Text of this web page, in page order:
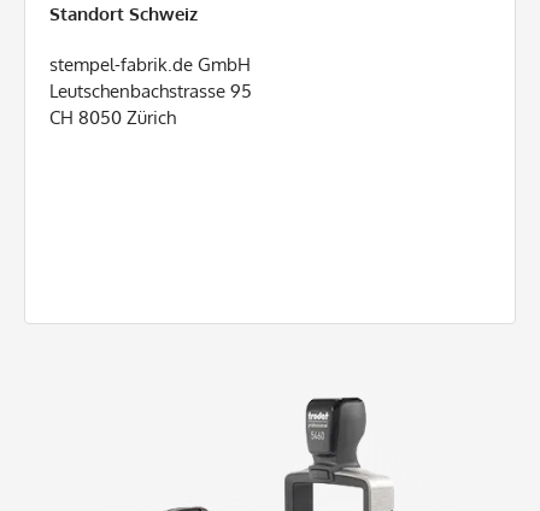
Standort Schweiz
stempel-fabrik.de GmbH
Leutschenbachstrasse 95
CH 8050 Zürich